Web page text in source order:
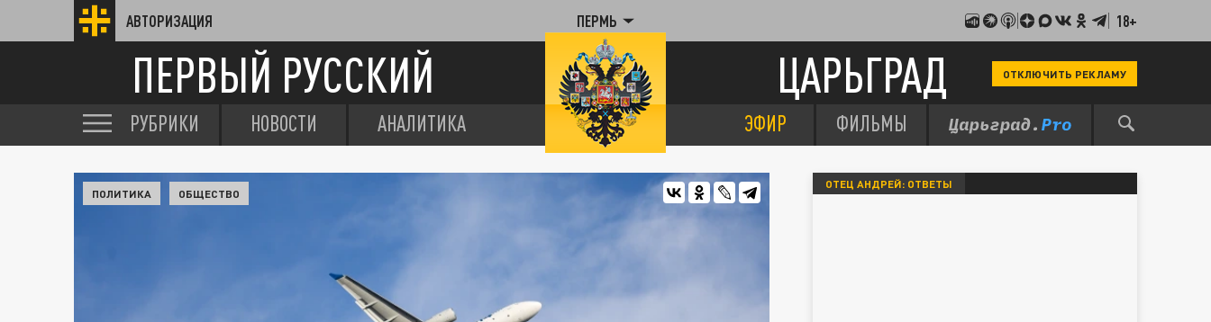
АВТОРИЗАЦИЯ ПЕРМЬ 18+
ПЕРВЫЙ РУССКИЙ ЦАРЬГРАД ОТКЛЮЧИТЬ РЕКЛАМУ
РУБРИКИ НОВОСТИ АНАЛИТИКА ЭФИР ФИЛЬМЫ
ПОЛИТИКА ОБЩЕСТВО
ОТЕЦ АНДРЕЙ: ОТВЕТЫ